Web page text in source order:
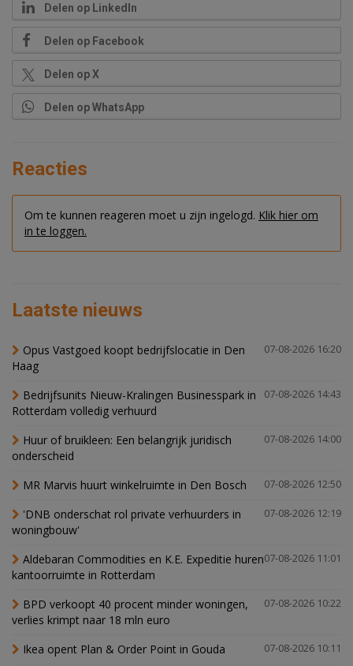
Delen op LinkedIn
Delen op Facebook
Delen op X
Delen op WhatsApp
Reacties
Om te kunnen reageren moet u zijn ingelogd. Klik hier om
in te loggen.
Laatste nieuws
07-08-2026 16:20
Opus Vastgoed koopt bedrijfslocatie in Den
Haag
07-08-2026 14:43
Bedrijfsunits Nieuw-Kralingen Businesspark in
Rotterdam volledig verhuurd
07-08-2026 14:00
Huur of bruikleen: Een belangrijk juridisch
onderscheid
07-08-2026 12:50
MR Marvis huurt winkelruimte in Den Bosch
07-08-2026 12:19
'DNB onderschat rol private verhuurders in
woningbouw'
07-08-2026 11:01
Aldebaran Commodities en K.E. Expeditie huren
kantoorruimte in Rotterdam
07-08-2026 10:22
BPD verkoopt 40 procent minder woningen,
verlies krimpt naar 18 mln euro
07-08-2026 10:11
Ikea opent Plan & Order Point in Gouda